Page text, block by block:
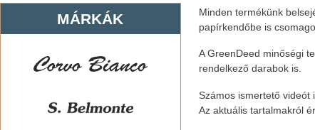
MÁRKÁK
Minden termékünk
papírkendőbe is
A GreenDeed minőségi
rendelkező darabok is.
Számos ismertető videót
Az aktuális tartalmakról